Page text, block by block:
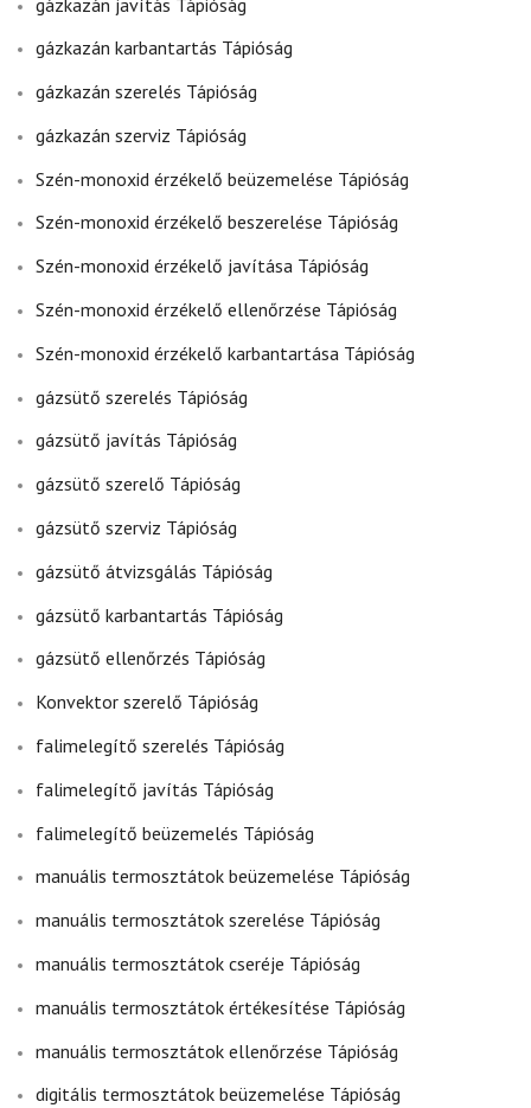
gázkazán karbantartás Tápióság
gázkazán szerelés Tápióság
gázkazán szerviz Tápióság
Szén-monoxid érzékelő beüzemelése Tápióság
Szén-monoxid érzékelő beszerelése Tápióság
Szén-monoxid érzékelő javítása Tápióság
Szén-monoxid érzékelő ellenőrzése Tápióság
Szén-monoxid érzékelő karbantartása Tápióság
gázsütő szerelés Tápióság
gázsütő javítás Tápióság
gázsütő szerelő Tápióság
gázsütő szerviz Tápióság
gázsütő átvizsgálás Tápióság
gázsütő karbantartás Tápióság
gázsütő ellenőrzés Tápióság
Konvektor szerelő Tápióság
falimelegítő szerelés Tápióság
falimelegítő javítás Tápióság
falimelegítő beüzemelés Tápióság
manuális termosztátok beüzemelése Tápióság
manuális termosztátok szerelése Tápióság
manuális termosztátok cseréje Tápióság
manuális termosztátok értékesítése Tápióság
manuális termosztátok ellenőrzése Tápióság
digitális termosztátok beüzemelése Tápióság